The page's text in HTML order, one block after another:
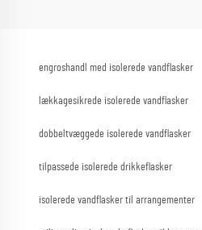
engroshandl med isolerede vandflasker
lækkagesikrede isolerede vandflasker
dobbeltvæggede isolerede vandflasker
tilpassede isolerede drikkeflasker
isolerede vandflasker til arrangementer